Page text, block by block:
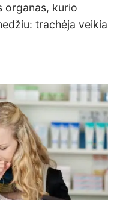
organas, kurio
trachėja veikia